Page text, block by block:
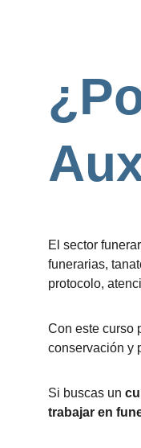
El sector
funerarias,
protocolo,
Con este curso
conservación y
Si buscas un
trabajar en